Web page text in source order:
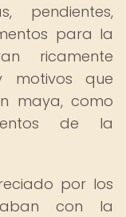
pendientes,
para la
ricamente
motivos que
maya, como
de la
por los
con la